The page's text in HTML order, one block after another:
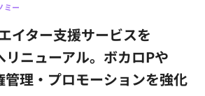
イター支援サービスを
リニューアル。ボカロPや
理・プロモーションを強化
ミー